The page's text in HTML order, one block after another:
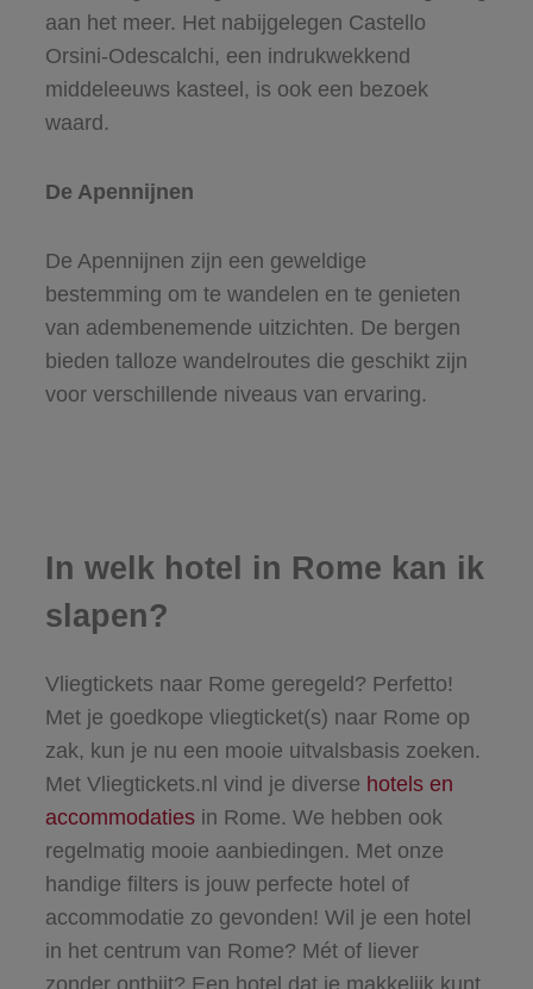
aan het meer. Het nabijgelegen Castello
Orsini-Odescalchi, een indrukwekkend
middeleeuws kasteel, is ook een bezoek
waard.
De Apennijnen
De Apennijnen zijn een geweldige
bestemming om te wandelen en te genieten
van adembenemende uitzichten. De bergen
bieden talloze wandelroutes die geschikt zijn
voor verschillende niveaus van ervaring.
In welk hotel in Rome kan ik
slapen?
Vliegtickets naar Rome geregeld? Perfetto!
Met je goedkope vliegticket(s) naar Rome op
zak, kun je nu een mooie uitvalsbasis zoeken.
Met Vliegtickets.nl vind je diverse hotels en
accommodatiesin Rome. We hebben ook
regelmatig mooie aanbiedingen. Met onze
handige filters is jouw perfecte hotel of
accommodatie zo gevonden! Wil je een hotel
in het centrum van Rome? Mét of liever
zonder ontbijt? Een hotel dat je makkelijk kunt